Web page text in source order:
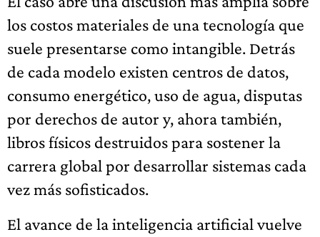
los costos materiales de una tecnología que
suele presentarse como intangible. Detrás
de cada modelo existen centros de datos,
consumo energético, uso de agua, disputas
por derechos de autor y, ahora también,
libros físicos destruidos para sostener la
carrera global por desarrollar sistemas cada
vez más sofisticados.
El avance de la inteligencia artificial vuelve